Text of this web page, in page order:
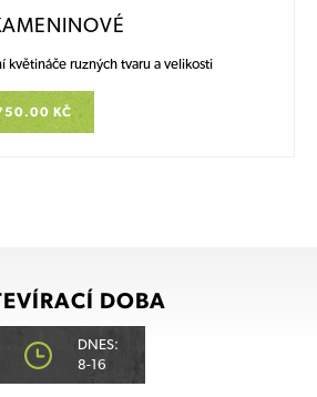
květináče ruzných tvaru a velikosti
KČ
DOBA
DNES:
8-16